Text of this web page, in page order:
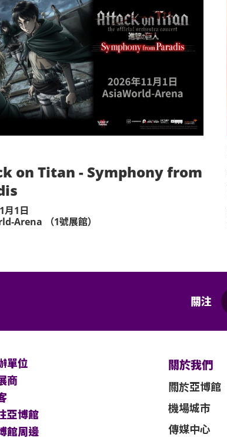
on Titan - Symphony from
月1日
Arena （1號展館）
關注
單位
商
亞博館
館周邊
關於我們
關於亞博館
機場城市
傳媒中心